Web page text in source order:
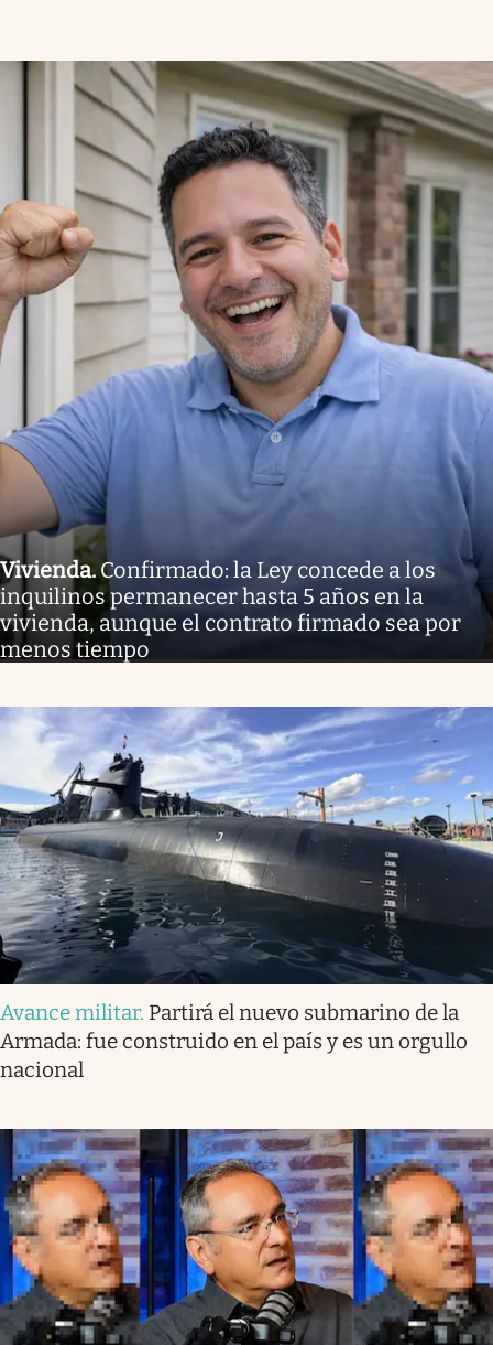
Vivienda.Confirmado: la Ley concede a los
inquilinos permanecer hasta 5 años en la
vivienda, aunque el contrato firmado sea por
menos tiempo
Avance militar. Partirá el nuevo submarino de la
Armada: fue construido en el país y es un orgullo
nacional